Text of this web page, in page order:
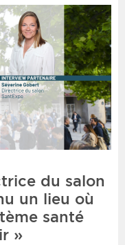
du salon
un lieu où
santé
»